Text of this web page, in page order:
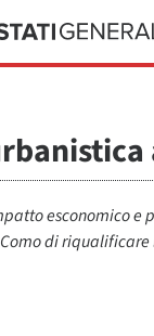
esconomico e
di riqualificare